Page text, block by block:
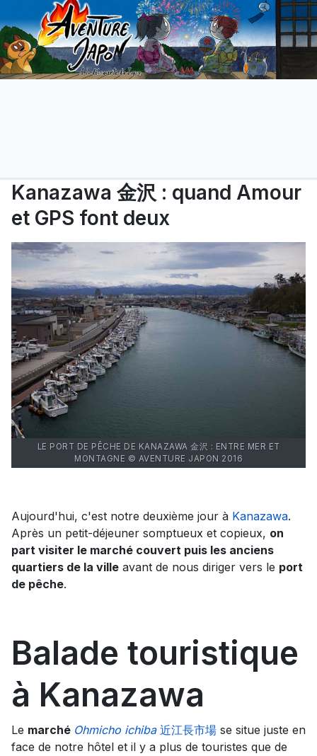
Kanazawa 金沢 : quand Amour
et GPS font deux
LE PORT DE PÊCHE DE KANAZAWA 金沢 : ENTRE MER ET
MONTAGNE © AVENTURE JAPON 2016
Aujourd'hui, c'est notre deuxième jour à Kanazawa.
Après un petit-déjeuner somptueux et copieux, on
part visiter le marché couvert puis les anciens
quartiers de la ville avant de nous diriger vers le port
de pêche.
Balade touristique
à Kanazawa
Le marché Ohmicho ichiba近江長市場 se situe juste en
face de notre hôtel et il y a plus de touristes que de